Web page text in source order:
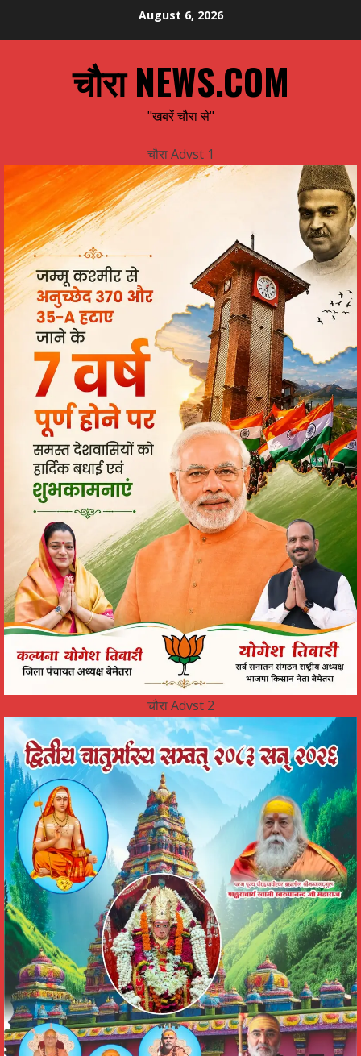
August 6, 2026
चौरा NEWS.COM
"खबरें चौरा से"
चौरा Advst 1
चौरा Advst 2